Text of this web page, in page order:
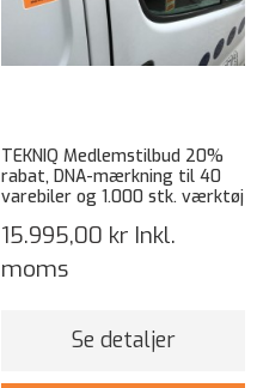
TEKNIQ Medlemstilbud 20%
rabat, DNA-mærkning til 40
varebiler og 1.000 stk. værktøj
15.995,00 kr Inkl.
moms
Se detaljer